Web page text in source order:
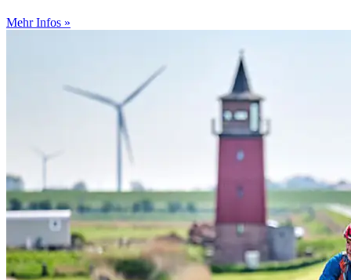
Mehr Infos »